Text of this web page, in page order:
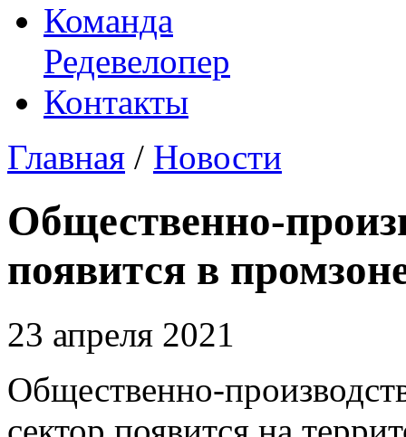
Команда
Редевелопер
Контакты
Главная / Новости
Общественно-
появится в
23 апреля 2021
Общественно-